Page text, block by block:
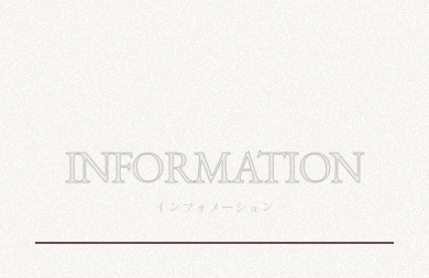
INFORMATION
インフォメーション